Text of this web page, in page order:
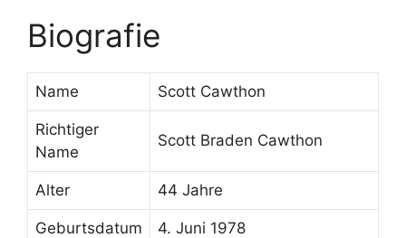
Biografie
Name Scott Cawthon
Richtiger
Name
Scott Braden Cawthon
Alter 44 Jahre
Geburtsdatum 4. Juni 1978